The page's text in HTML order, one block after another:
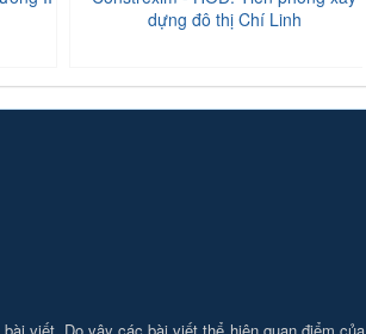
dựng đô thị Chí Linh